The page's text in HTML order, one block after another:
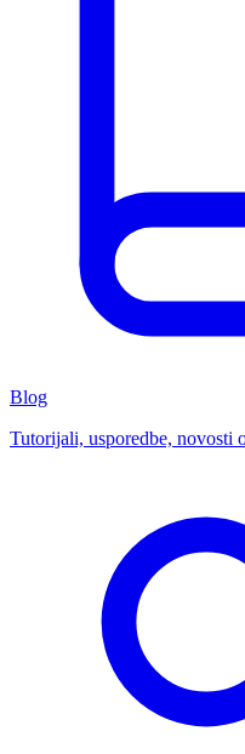
Blog
Tutorijali, usporedbe, novosti